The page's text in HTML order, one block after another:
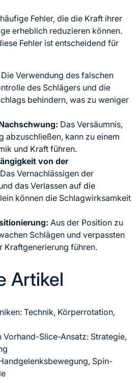
Fehler, die die Kraft ihrer
erheblich reduzieren können.
Fehler ist entscheidend für
Die Verwendung des falschen
des Schlägers und die
behindern, was zu weniger
Das Versäumnis,
abzuschließen, kann zu einem
und Kraft führen.
von der
Das Vernachlässigen der
das Verlassen auf die
können die Schlagwirksamkeit
Aus der Position zu
Schlägen und verpassten
Kraftgenerierung führen.
Artikel
Technik, Körperrotation,
Vorhand-Slice-Ansatz: Strategie,
Spin-